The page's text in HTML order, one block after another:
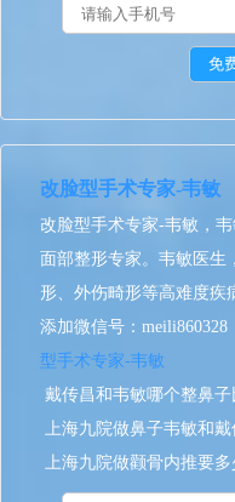
改脸型手术专家-韦敏
改脸型手术专家-韦敏，
面部整形专家。韦敏医生
形、外伤畸形等高难度疾
添加微信号：
型手术专家-韦敏
戴传昌和韦敏哪个整鼻子
上海九院做鼻子韦敏和戴
上海九院做颧骨内推要
龙磨骨谁更好？